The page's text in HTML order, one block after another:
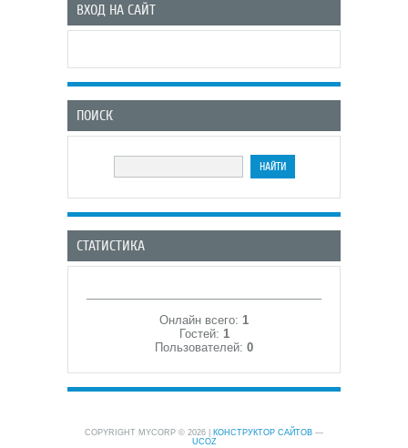
ВХОД НА САЙТ
ПОИСК
СТАТИСТИКА
Онлайн всего: 1
Гостей: 1
Пользователей: 0
COPYRIGHT MYCORP © 2026 КОНСТРУКТОР САЙТОВ —
UCOZ